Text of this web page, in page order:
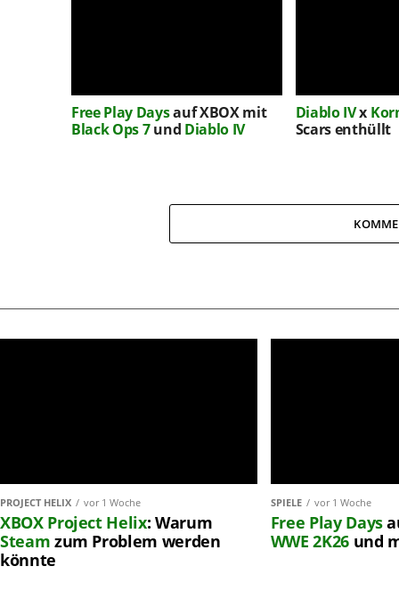
Free Play Daysauf XBOX mit
Black Ops 7und Diablo IV
Diablo IVx
Scars enthüllt
PROJECT HELIX vor 1 Woche
XBOX Project Helix: Warum
Steam zum Problem werden
könnte
SPIELE vor 1 Woche
Free Play Days
WWE 2K26und